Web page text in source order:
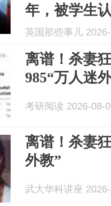
年，被学生
英国那些事儿
离谱！杀妻
985“万人迷
考研阅读 2026-08-
离谱！杀妻
外教”
武大华科讲座